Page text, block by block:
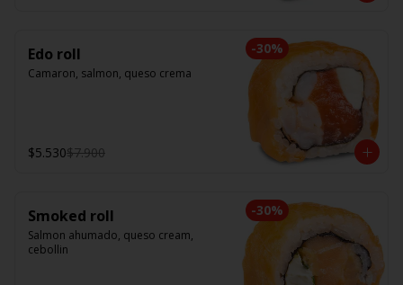
-30%
Edo roll
Camaron, salmon, queso crema
$5.530$7.900
-30%
Smoked roll
Salmon ahumado, queso cream,
cebollin